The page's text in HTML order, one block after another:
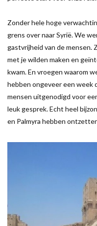
Zonder hele hoge
grens over naar Syrië. We
gastvrijheid van de mensen.
met je wilden maken en
kwam. En vroegen waarom
hebben ongeveer een week
mensen uitgenodigd voor
leuk gesprek. Echt heel
en Palmyra hebben